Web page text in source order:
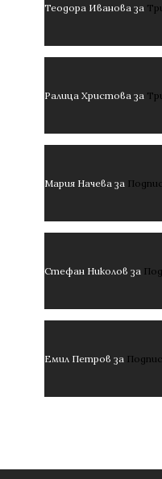
Теодора Иванова за
Ралица Христова за
Мария Начева за
Стефан Николов за
Емил Петров за